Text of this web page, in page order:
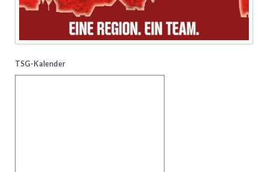
TSG-Kalender